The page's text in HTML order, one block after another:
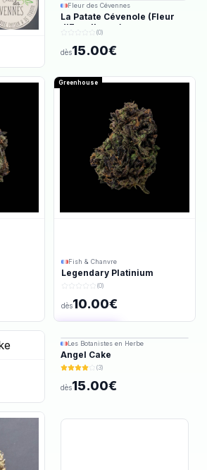
Fleur des Cévennes
La Patate Cévenole (Fleur
d'Excellence)
(0)
dès15.00€
Greenhouse
Fish & Chanvre
Legendary Platinium
(0)
dès10.00€
Les Botanistes en Herbe
Angel Cake
(3)
dès15.00€